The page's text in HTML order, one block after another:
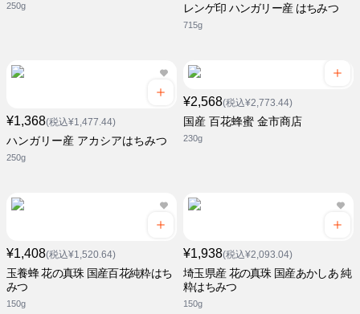
250g レンゲ印 ハンガリー産 はちみつ
715g
¥1,368(税込¥1,477.44)
ハンガリー産 アカシアはちみつ
250g
¥2,568(税込¥2,773.44)
国産 百花蜂蜜 金市商店
230g
¥1,408(税込¥1,520.64)
玉養蜂 花の真珠 国産百花純粋はち
みつ
150g
¥1,938(税込¥2,093.04)
埼玉県産 花の真珠 国産あかしあ 純
粋はちみつ
150g